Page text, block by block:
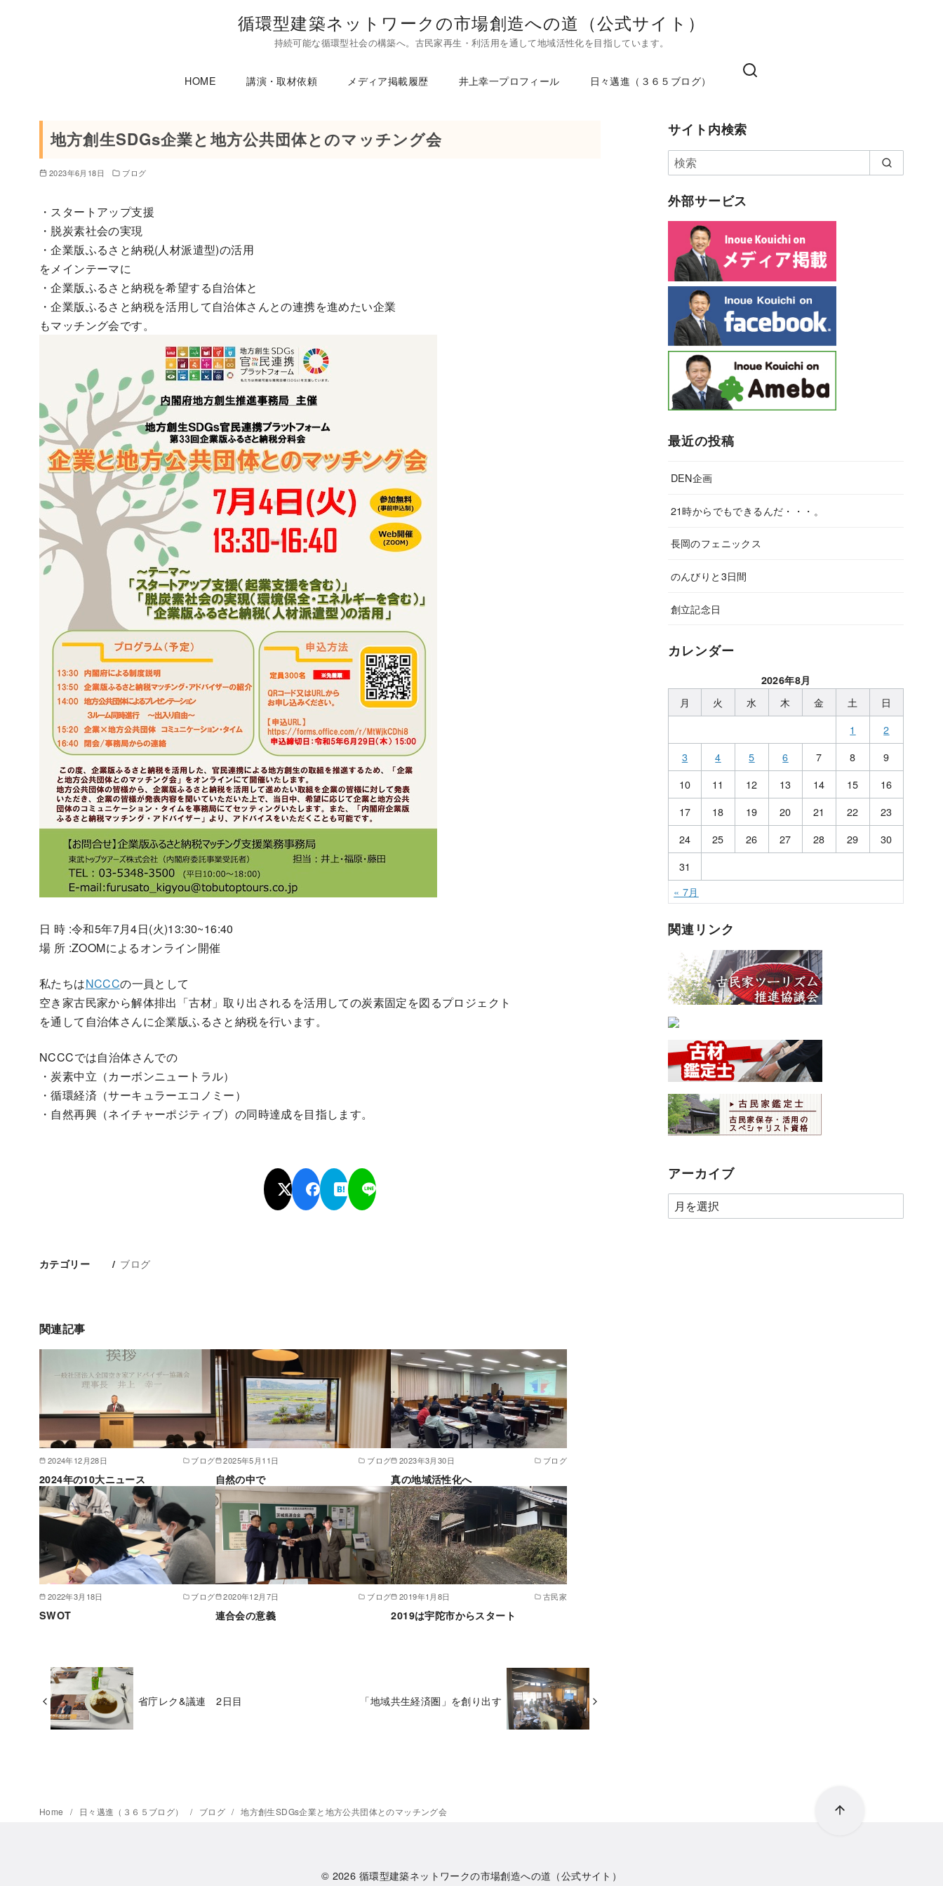
循環型建築ネットワークの市場創造への道（公式サイト）
持続可能な循環型社会の構築へ。古民家再生・利活用を通して地域活性化を目指しています。
HOME 講演・取材依頼 メディア掲載履歴 井上幸一プロフィール 日々邁進（３６５ブログ）
地方創生SDGs企業と地方公共団体とのマッチング会
2023年6月18日 ブログ
・スタートアップ支援
・脱炭素社会の実現
・企業版ふるさと納税(人材派遣型)の活用
をメインテーマに
・企業版ふるさと納税を希望する自治体と
・企業版ふるさと納税を活用して自治体さんとの連携を進めたい企業
もマッチング会です。
日 時 :令和5年7月4日(火)13:30~16:40
場 所 :ZOOMによるオンライン開催
私たちはNCCCの一員として
空き家古民家から解体排出「古材」取り出されるを活用しての炭素固定を図るプロジェクト
を通して自治体さんに企業版ふるさと納税を行います。
NCCCでは自治体さんでの
・炭素中立（カーボンニュートラル）
・循環経済（サーキュラーエコノミー）
・自然再興（ネイチャーポジティブ）の同時達成を目指します。
カテゴリー ブログ
関連記事
2024年12月28日 ブログ
2024年の10大ニュース
2025年5月11日 ブログ
自然の中で
2023年3月30日 ブログ
真の地域活性化へ
2022年3月18日 ブログ
SWOT
2020年12月7日 ブログ
連合会の意義
2019年1月8日 古民家
2019は宇陀市からスタート
省庁レク&議連 2日目 「地域共生経済圏」を創り出す
サイト内検索
外部サービス
最近の投稿
DEN企画
21時からでもできるんだ・・・。
長岡のフェニックス
のんびりと3日間
創立記念日
カレンダー
2026年8月
月 火 水 木 金 土
日
1
2
3
4 5 6 7 8
9
10
11 12 13 14 15
16
17
18 19 20 21 22
23
24
25 26 27 28 29
30
31
« 7月
関連リンク
アーカイブ
ア
ー
Home 日々邁進（３６５ブログ） ブログ 地方創生SDGs企業と地方公共団体とのマッチング会
© 2026 循環型建築ネットワークの市場創造への道（公式サイト）